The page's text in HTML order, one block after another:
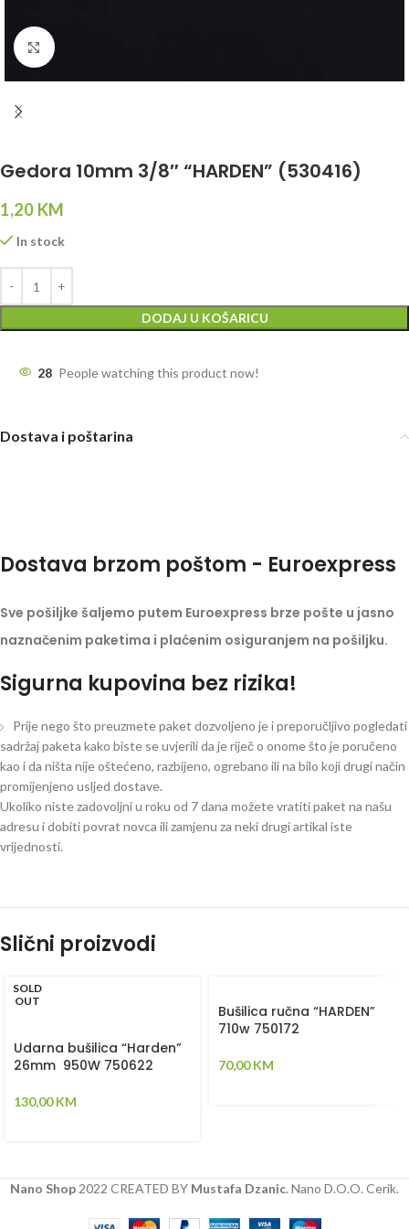
Click to enlarge
Gedora 10mm 3/8″ “HARDEN” (530416)
1,20 KM
In stock
DODAJ U KOŠARICU
28 People watching this product now!
Dostava i poštarina
Dostava brzom poštom - Euroexpress
Sve pošiljke šaljemo putem Euroexpress brze pošte u jasno
naznačenim paketima i plaćenim osiguranjem na pošiljku.
Sigurna kupovina bez rizika!
Prije nego što preuzmete paket dozvoljeno je i preporučljivo pogledati
sadržaj paketa kako biste se uvjerili da je riječ o onome što je poručeno
kao i da ništa nije oštećeno, razbijeno, ogrebano ili na bilo koji drugi način
promijenjeno usljed dostave.
Ukoliko niste zadovoljni u roku od 7 dana možete vratiti paket na našu
adresu i dobiti povrat novca ili zamjenu za neki drugi artikal iste
vrijednosti.
Slični proizvodi
SOLD
OUT
Udarna bušilica “Harden”
26mm 950W 750622
130,00KM
Bušilica ručna “HARDEN”
710w 750172
70,00KM
Nano Shop 2022 CREATED BY Mustafa Dzanic. Nano D.O.O. Cerik.